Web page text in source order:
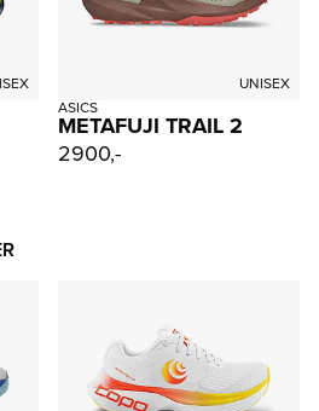
UNISEX
ASICS
METAFUJI TRAIL 2
2900,-